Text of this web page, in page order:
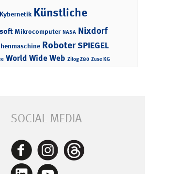
Kybernetik Künstliche
Mikrocomputer NASA Nixdorf
RoboterSPIEGEL
World Wide Web Zilog Z80 Zuse KG
SOCIAL MEDIA